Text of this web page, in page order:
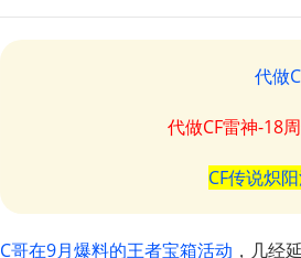
代做
代做CF雷神-18
CF传说炽
C哥在9月爆料的王者宝箱活动 ，几经